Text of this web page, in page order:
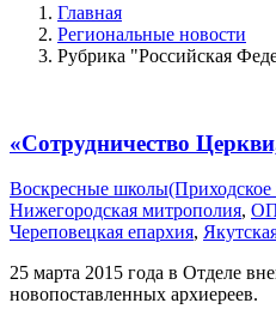
Главная
Pегиональные новости
Рубрика "Российская
«Сотрудничество
Воскресные школы(Приходское
Нижегородская митрополия,
Череповецкая епархия,
25 марта 2015 года в Отделе
новопоставленных архиереев.